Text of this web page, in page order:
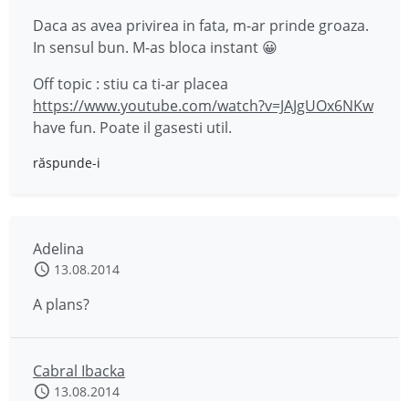
Daca as avea privirea in fata, m-ar prinde groaza.
In sensul bun. M-as bloca instant 😀
Off topic : stiu ca ti-ar placea
https://www.youtube.com/watch?v=JAJgUOx6NKw
have fun. Poate il gasesti util.
răspunde-i
Adelina
13.08.2014
A plans?
Cabral Ibacka
13.08.2014